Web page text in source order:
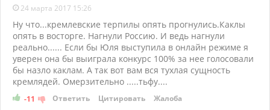
24 марта 2017 15:26
Ну что...кремлевские терпилы опять прогнулись.Каклы
опять в восторге. Нагнули Россию. И ведь нагнули
реально...... Если бы Юля выступила в онлайн режиме я
уверен она бы выиграла конкурс 100% за нее голосовали
бы назло каклам. А так вот вам вся тухлая сущность
кремлядей. Омерзительно .....тьфу....
-11 Ответить Цитировать Жалоба